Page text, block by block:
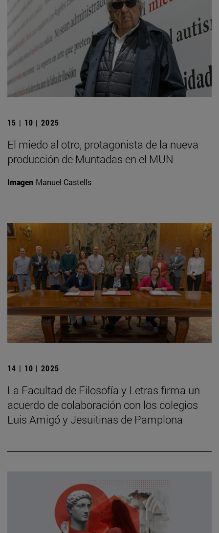
15 | 10 | 2025
El miedo al otro, protagonista de la nueva
producción de Muntadas en el MUN
Imagen Manuel Castells
14 | 10 | 2025
La Facultad de Filosofía y Letras firma un
acuerdo de colaboración con los colegios
Luis Amigó y Jesuitinas de Pamplona